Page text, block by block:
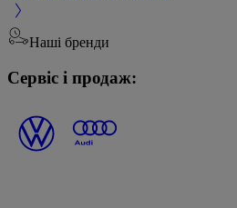
Наші бренди
Сервіс і продаж: